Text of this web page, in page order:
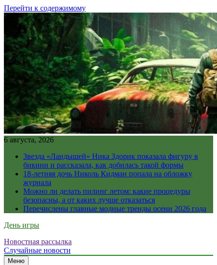
Перейти к содержимому
6 августа, 2026
Звезда «Ландышей» Ника Здорик показала фигуру в
бикини и рассказала, как добилась такой формы
18-летняя дочь Николь Кидман попала на обложку
журнала
Можно ли делать пилинг летом: какие процедуры
безопасны, а от каких лучше отказаться
Перечислены главные модные тренды осени 2026 года
День игры
Новостная рассылка
Случайные новости
Меню